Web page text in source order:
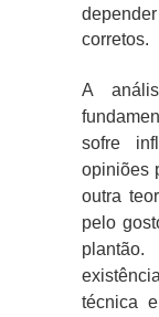
corretos.
A
sofre
opiniões
outra
pelo
técnica